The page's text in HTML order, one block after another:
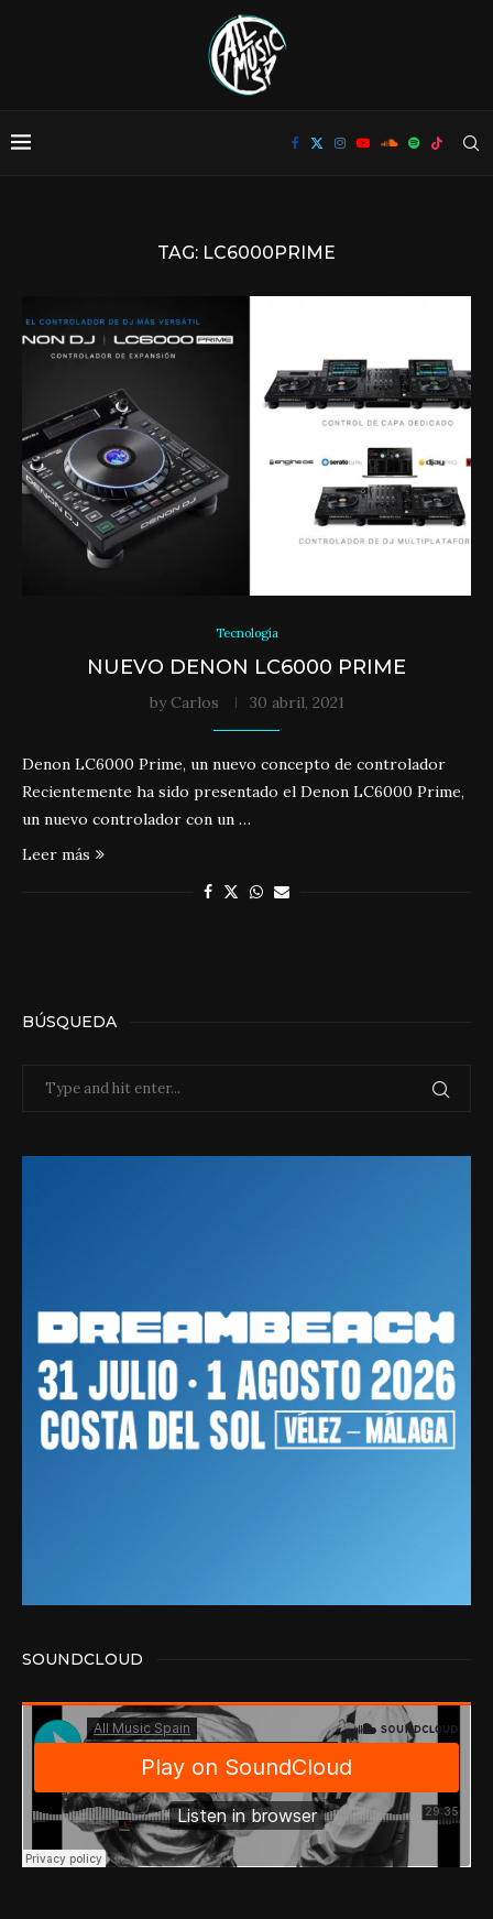
TAG: LC6000PRIME
Tecnología
NUEVO DENON LC6000 PRIME
by Carlos 30 abril, 2021
Denon LC6000 Prime, un nuevo concepto de controlador
Recientemente ha sido presentado el Denon LC6000 Prime,
un nuevo controlador con un …
Leer más
BÚSQUEDA
SOUNDCLOUD